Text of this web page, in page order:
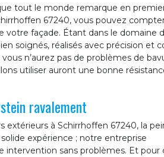
tout le monde remarque en
67240, vous pouvez
façade. Étant dans le domaine
soignés, réalisés avec précision et
n’aurez pas de problèmes de
utiliser auront une bonne
ravalement
extérieurs à Schirrhoffen 67240, la
expérience ; notre entreprise
sans problèmes. Et pour